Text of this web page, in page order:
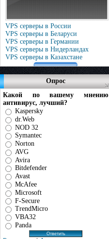
VPS серверы в России
VPS серверы в Беларуси
VPS серверы в Германии
VPS серверы в Нидерландах
VPS серверы в Казахстане
Опрос
Какой по вашему мнению
антивирус, лучший?
Kaspersky
dr.Web
NOD 32
Symantec
Norton
AVG
Avira
Bitdefender
Avast
McAfee
Microsoft
F-Secure
TrendMicro
VBA32
Panda